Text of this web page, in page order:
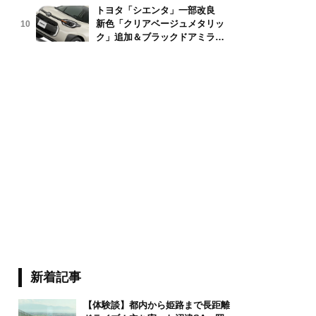
ーグ STI Sport R EX
10
トヨタ「シエンタ」一部改良
新色「クリアベージュメタリッ
ク」追加＆ブラックドアミラー
新着記事
【体験談】都内から姫路まで長距離